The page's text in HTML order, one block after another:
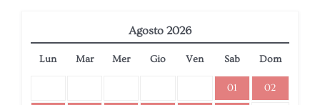
Agosto 2026
Lun Mar Mer Gio Ven Sab Dom
01 02